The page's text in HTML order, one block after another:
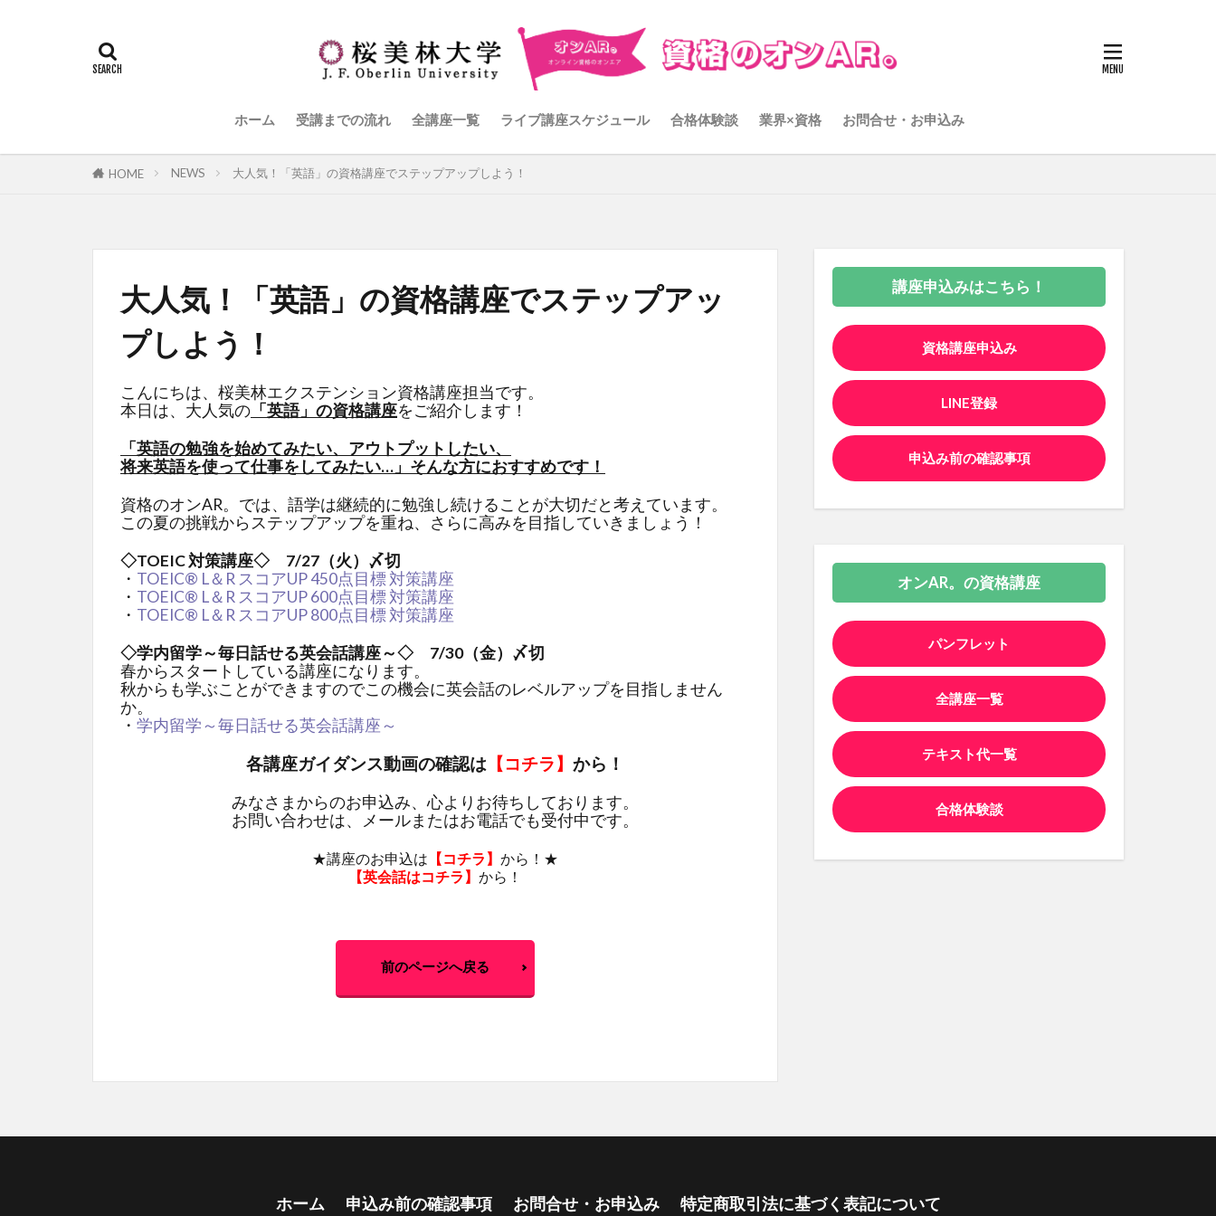
ホーム 受講までの流れ 全講座一覧 ライブ講座スケジュール 合格体験談 業界×資格 お問合せ・お申込み
HOME NEWS 大人気！「英語」の資格講座でステップアップしよう！
大人気！「英語」の資格講座でステップアッ
プしよう！
こんにちは、桜美林エクステンション資格講座担当です。
本日は、大人気の 「英語」の資格講座をご紹介します！
「英語の勉強を始めてみたい、アウトプットしたい、
将来英語を使って仕事をしてみたい…」そんな方におすすめです！
資格のオンAR。では、語学は継続的に勉強し続けることが大切だと考えています。
この夏の挑戦からステップアップを重ね、さらに高みを目指していきましょう！
◇TOEIC 対策講座◇ 7/27（火）〆切
・ TOEIC® L＆R スコアUP 450点目標 対策講座
・ TOEIC® L＆R スコアUP 600点目標 対策講座
・ TOEIC® L＆R スコアUP 800点目標 対策講座
◇学内留学～毎日話せる英会話講座～◇ 7/30（金）〆切
春からスタートしている講座になります。
秋からも学ぶことができますのでこの機会に英会話のレベルアップを目指しません
か。
・ 学内留学～毎日話せる英会話講座～
各講座ガイダンス動画の確認は 【コチラ 】 から！
みなさまからのお申込み、心よりお待ちしております。
お問い合わせは、メールまたはお電話でも受付中です。
★講座のお申込は 【コチラ 】 から！★
【英会話はコチラ 】 から！
前のページへ戻る
講座申込みはこちら！
資格講座申込み
LINE登録
申込み前の確認事項
オンAR。の資格講座
パンフレット
全講座一覧
テキスト代一覧
合格体験談
ホーム 申込み前の確認事項 お問合せ・お申込み 特定商取引法に基づく表記について